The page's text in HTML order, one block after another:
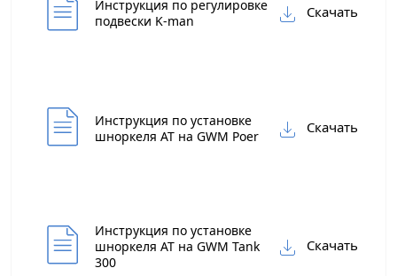
Инструкция по регулировке
подвески K-man
Скачать
Инструкция по установке
шноркеля АТ на GWM Poer
Скачать
Инструкция по установке
шноркеля АТ на GWM Tank
300
Скачать
Имя*
ФИО* Заявка на оценку